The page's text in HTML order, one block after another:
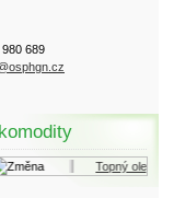
689
Topný olej